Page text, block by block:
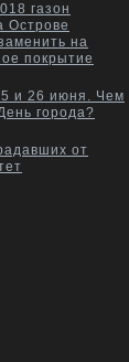
газон
Острове
на
покрытие
и 26 июня. Чем
города?
от